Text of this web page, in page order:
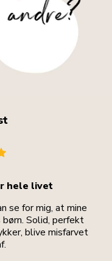
hele livet
se for mig, at mine
Solid, perfekt
blive misfarvet